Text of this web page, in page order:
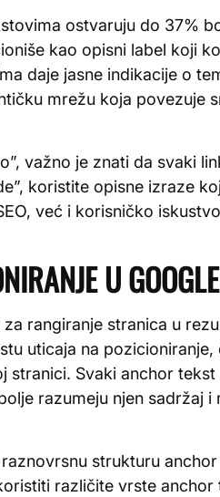
ostvaruju do 37%
kao opisni label koji
daje jasne indikacije o
mrežu koja povezuje
važno je znati da svaki
koristite opisne izraze
već i korisničko
U
rangiranje stranica u
uticaja na
stranici. Svaki anchor
razumeju njen sadržaj i
strukturu
različite vrste anchor